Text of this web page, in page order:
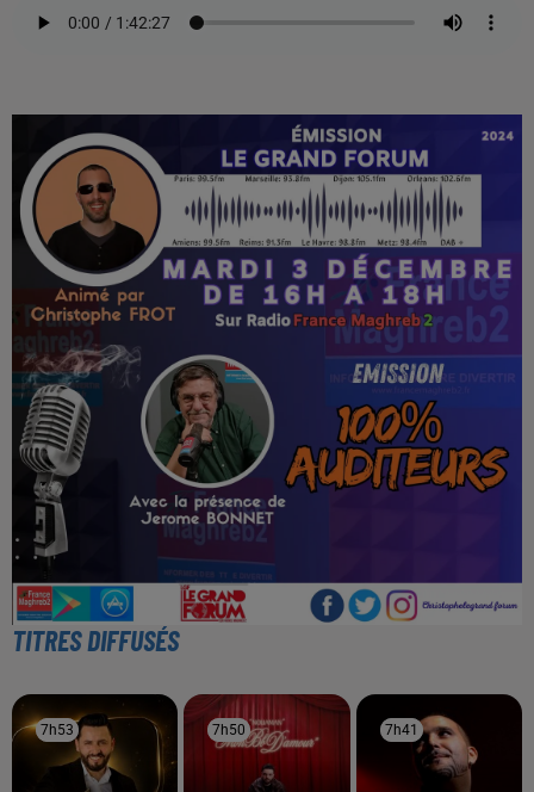
TITRES DIFFUSÉS
7h53
7h53 7h50
7h50 7h41
7h41